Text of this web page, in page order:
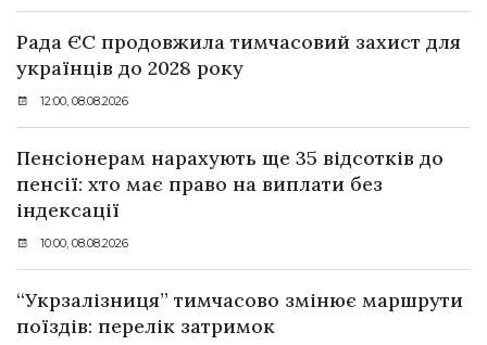
Рада ЄС продовжила тимчасовий захист для
українців до 2028 року
12:00, 08.08.2026
Пенсіонерам нарахують ще 35 відсотків до
пенсії: хто має право на виплати без
індексації
10:00, 08.08.2026
“Укрзалізниця” тимчасово змінює маршрути
поїздів: перелік затримок